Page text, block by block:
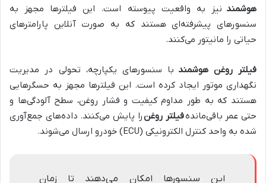
هوشمند نیز به واقعیت پیوسته است. این فیلترها مجهز به
سنسورهای پیشرفته‌ای هستند که به صورت آنلاین پارامترهای
حیاتی را مانیتور می‌کنند.
فیلتر روغن هوشمند با سنسورهای یکپارچه، تحولی در مدیریت
نگهداری موتور ایجاد کرده است. این فیلترها مجهز به حسگرهایی
هستند که به طور مداوم کیفیت و فشار روغن، سطح آلودگی‌ها و
حتی عمر باقی‌ماندهفیلتر روغنرا پایش می‌کنند. داده‌های جمع‌آوری
شده به واحد کنترل الکترونیکی (ECU) خودرو ارسال می‌شوند.
این سنسورها امکان می‌دهند تا زمان